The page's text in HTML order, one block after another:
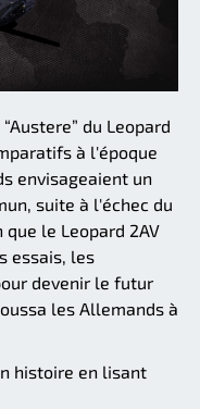
du Leopard
à l'époque
envisageaient un
suite à l'échec du
le Leopard 2AV
essais, les
devenir le futur
les Allemands à
histoire en lisant